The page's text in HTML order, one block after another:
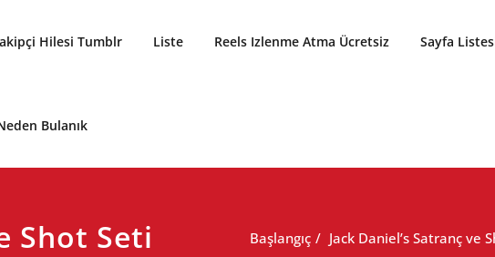
Hilesi Tumblr Liste Reels Izlenme Atma Ücretsiz Sayfa
Bulanık
Shot Seti
Başlangıç Jack Daniel’s Satranç ve